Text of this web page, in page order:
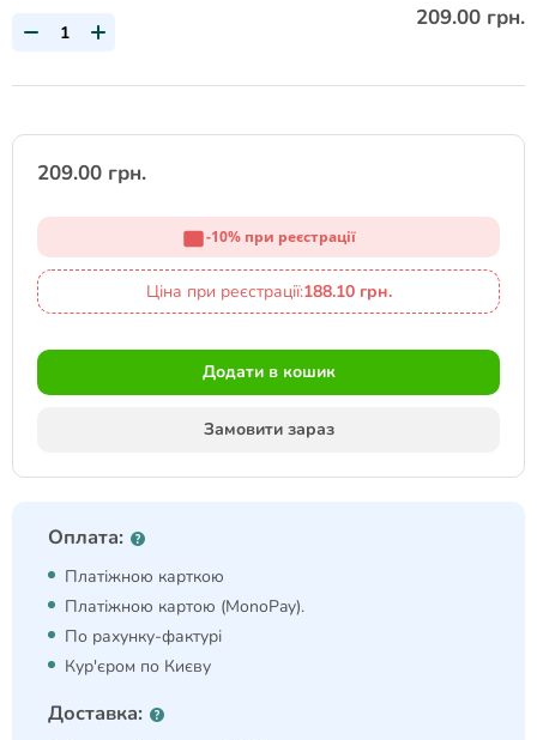
209.00 грн.
209.00 грн.
-10% при реєстрації
Ціна при реєстрації:188.10 грн.
Додати в кошик
Замовити зараз
Оплата:
Платіжною карткою
Платіжною картою (MonoPay).
По рахунку-фактурі
Кур'єром по Києву
Доставка: